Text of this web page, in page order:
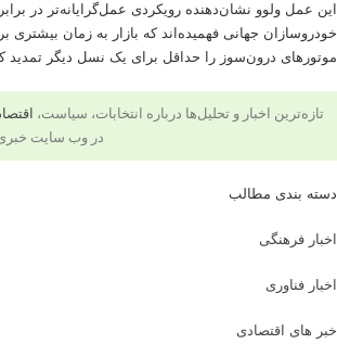
این عمل ولوو نشان‌دهنده رویکردی عمل‌گرایانه‌تر در
خودروسازان جهانی فهمیده‌اند که بازار به زمان بیشتری
موتورهای درون‌سوز را حداقل برای یک نسل دیگر تمدید
تازه‌ترین اخبار و تحلیل‌ها درباره انتخابات، سیاست،
در وب سایت
دسته بندی مطالب
اخبار فرهنگی
اخبار فناوری
خبر های اقتصادی